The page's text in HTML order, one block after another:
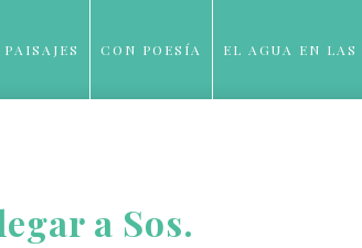
PAISAJES CON POESÍA EL AGUA EN
a Sos.